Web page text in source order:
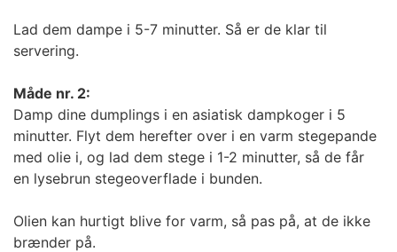
Lad dem dampe i 5-7 minutter. Så er de klar til
servering.
Måde nr. 2:
Damp dine dumplings i en asiatisk dampkoger i 5
minutter. Flyt dem herefter over i en varm stegepande
med olie i, og lad dem stege i 1-2 minutter, så de får
en lysebrun stegeoverflade i bunden.
Olien kan hurtigt blive for varm, så pas på, at de ikke
brænder på.